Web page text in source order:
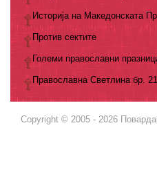
Историја на Македонската
Против сектите
Големи православни
Православна Светлина бр. 21
Copyright © 2005 - 2026